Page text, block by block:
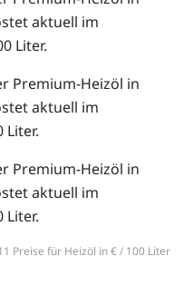
aktuell im
Liter.
Premium-Heizöl in
aktuell im
Liter.
Premium-Heizöl in
aktuell im
Liter.
Preise für Heizöl in € / 100 Liter